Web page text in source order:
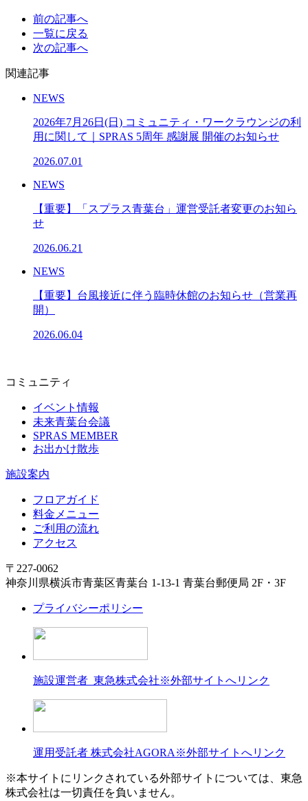
前の記事へ
一覧に戻る
次の記事へ
関連記事
NEWS
2026年7月26日(日) コミュニティ・ワークラウンジの利
用に関して｜SPRAS 5周年 感謝展 開催のお知らせ
2026.07.01
NEWS
【重要】「スプラス青葉台」運営受託者変更のお知ら
せ
2026.06.21
NEWS
【重要】台風接近に伴う臨時休館のお知らせ（営業再
開）
2026.06.04
コミュニティ
イベント情報
未来青葉台会議
SPRAS MEMBER
お出かけ散歩
施設案内
フロアガイド
料金メニュー
ご利用の流れ
アクセス
〒227-0062
神奈川県横浜市青葉区青葉台 1-13-1 青葉台郵便局 2F・3F
プライバシーポリシー
施設運営者 東急株式会社※外部サイトへリンク
運用受託者 株式会社AGORA ※外部サイトへリンク
※本サイトにリンクされている外部サイトについては、東急
株式会社は一切責任を負いません。